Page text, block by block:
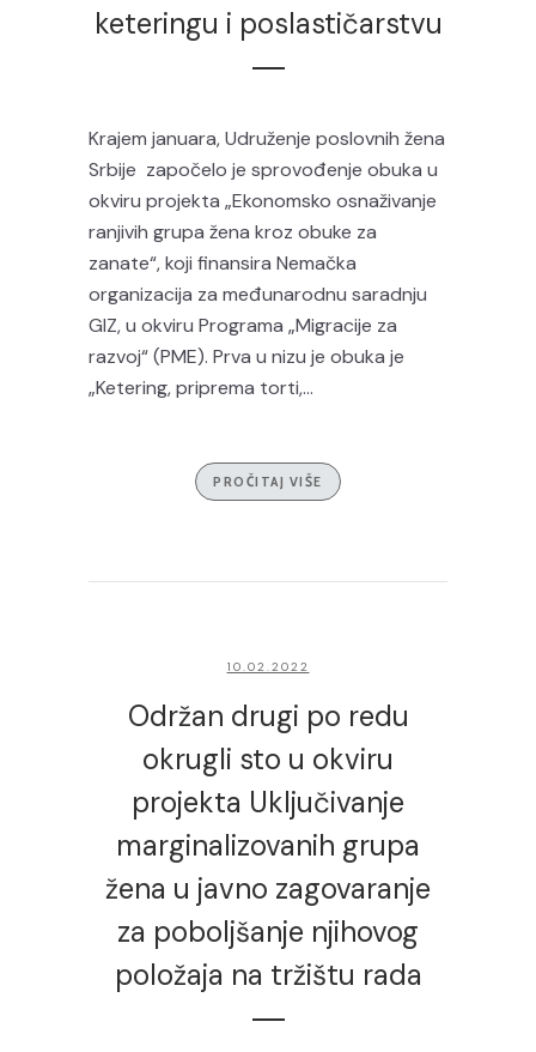
keteringu i poslastičarstvu
Krajem januara, Udruženje poslovnih žena
Srbije započelo je sprovođenje obuka u
okviru projekta „Ekonomsko osnaživanje
ranjivih grupa žena kroz obuke za
zanate“, koji finansira Nemačka
organizacija za međunarodnu saradnju
GIZ, u okviru Programa „Migracije za
razvoj“ (PME). Prva u nizu je obuka je
„Ketering, priprema torti,...
PROČITAJ VIŠE
10.02.2022
Održan drugi po redu
okrugli sto u okviru
projekta Uključivanje
marginalizovanih grupa
žena u javno zagovaranje
za poboljšanje njihovog
položaja na tržištu rada